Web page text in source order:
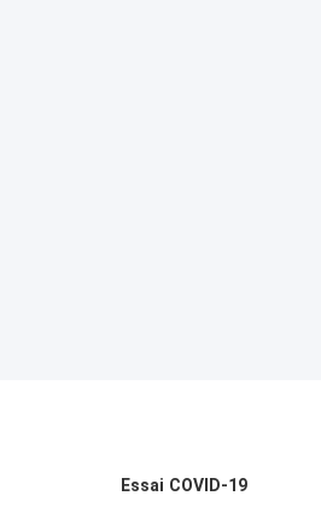
Essai COVID-19